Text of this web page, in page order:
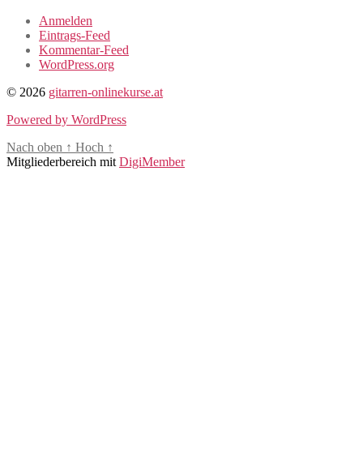
Anmelden
Eintrags-Feed
Kommentar-Feed
WordPress.org
© 2026 gitarren-onlinekurse.at
Powered by WordPress
Nach oben ↑ Hoch ↑
Mitgliederbereich mitDigiMember